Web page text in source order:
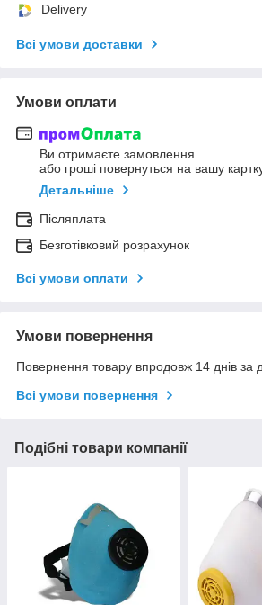
Delivery
Всі умови доставки
Умови оплати
Ви отримаєте замовлення
або гроші повернуться на вашу
Детальніше
Післяплата
Безготівковий розрахунок
Всі умови оплати
Умови повернення
Повернення товару впродовж 14 днів за
Всі умови повернення
Подібні товари компанії